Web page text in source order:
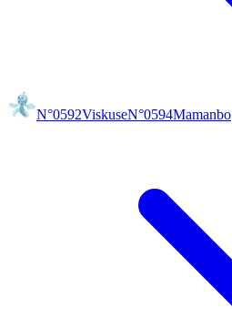
N°0592ViskuseN°0594Mamanbo